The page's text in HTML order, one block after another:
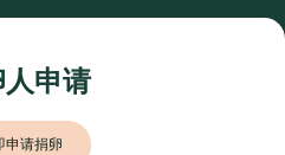
申请
申请捐卵